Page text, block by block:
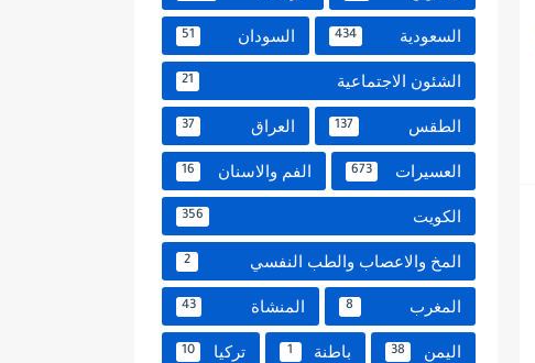
السعودية 434 السودان 51
الشئون الاجتماعية 21
الطقس 137 العراق 37
العسيرات 673 الفم والاسنان 16
الكويت 356
المخ والاعصاب والطب النفسي 2
المغرب 8 المنشاة 43
اليمن 38 باطنة 1 تركيا 10